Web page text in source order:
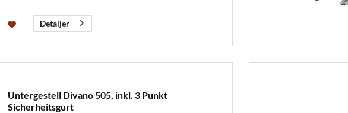
Detaljer
Untergestell Divano 505, inkl. 3 Punkt
Sicherheitsgurt